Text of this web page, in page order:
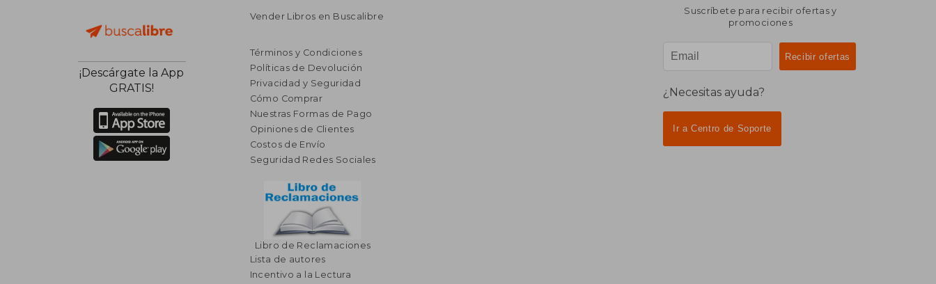
¡Descárgate la App
GRATIS!
Vender Libros en Buscalibre
Términos y Condiciones
Políticas de Devolución
Privacidad y Seguridad
Cómo Comprar
Nuestras Formas de Pago
Opiniones de Clientes
Costos de Envío
Seguridad Redes Sociales
Libro de Reclamaciones
Lista de autores
Incentivo a la Lectura
Suscríbete para recibir ofertas y
promociones
¿Necesitas ayuda?
Ir a Centro de Soporte